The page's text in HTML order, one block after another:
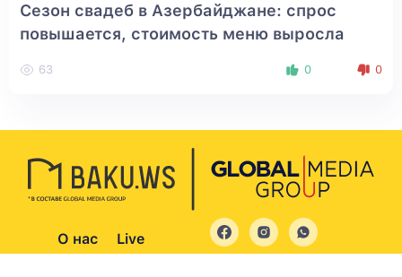
Сезон свадеб в Азербайджане: спрос
повышается, стоимость меню выросла
63 0 0
О нас Live